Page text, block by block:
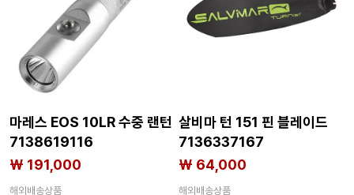
마레스 EOS 10LR 수중 랜턴
7138619116
₩ 191,000
해외배송상품
살비마 턴 151 핀 블레이드
7136337167
₩ 64,000
해외배송상품